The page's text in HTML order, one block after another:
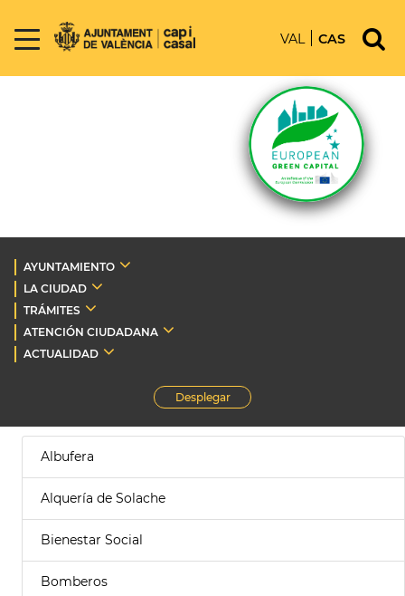
VAL CAS
AYUNTAMIENTO
LA CIUDAD
TRÁMITES
ATENCIÓN CIUDADANA
ACTUALIDAD
Desplegar
Albufera
Alquería de Solache
Bienestar Social
Bomberos